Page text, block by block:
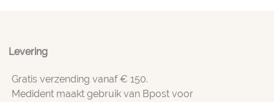
Levering
Gratis verzending vanaf € 150.
Medident maakt gebruik van Bpost voor